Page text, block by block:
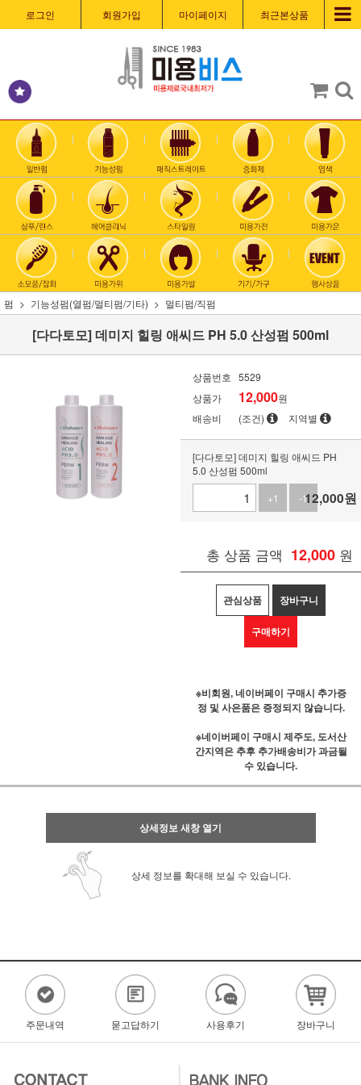
로그인 회원가입 마이페이지 최근본상품
펌 기능성펌(열펌/멀티펌/기타) 멀티펌/직펌
[다다토모] 데미지 힐링 애씨드 PH 5.0 산성펌 500ml
상품번호 5529
상품가
12,000원
배송비
(조건) 지역별
[다다토모] 데미지 힐링 애씨드 PH
5.0 산성펌 500ml
+1
-112,000원
총 상품 금액 12,000 원
관심상품 장바구니
구매하기
※비회원, 네이버페이 구매시 추가증
정 및 사은품은 증정되지 않습니다.
※네이버페이 구매시 제주도, 도서산
간지역은 추후 추가배송비가 과금될
수 있습니다.
상세정보 새창 열기
상세 정보를 확대해 보실 수 있습니다.
주문내역 묻고답하기 사용후기 장바구니